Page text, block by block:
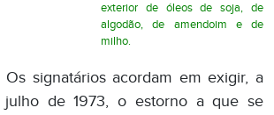
exterior de óleos de soja, de
algodão, de amendoim e de
milho.
Os signatários acordam em exigir, a
julho de 1973, o estorno a que se